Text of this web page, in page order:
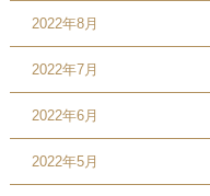
2022年8月
2022年7月
2022年6月
2022年5月